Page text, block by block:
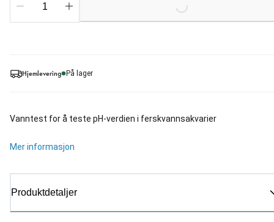
Hjemlevering På lager
Vanntest for å teste pH-verdien i ferskvannsakvarier
Mer informasjon
Produktdetaljer